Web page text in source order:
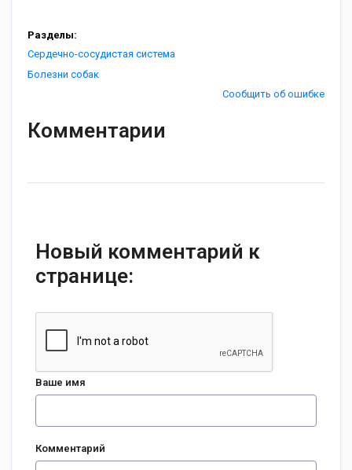
Разделы:
Сердечно-сосудистая система
Болезни собак
Сообщить об ошибке
Комментарии
Новый комментарий к
странице:
Ваше имя
Комментарий